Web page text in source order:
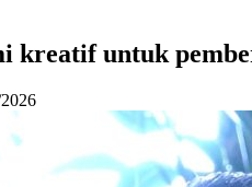
kreatif untuk